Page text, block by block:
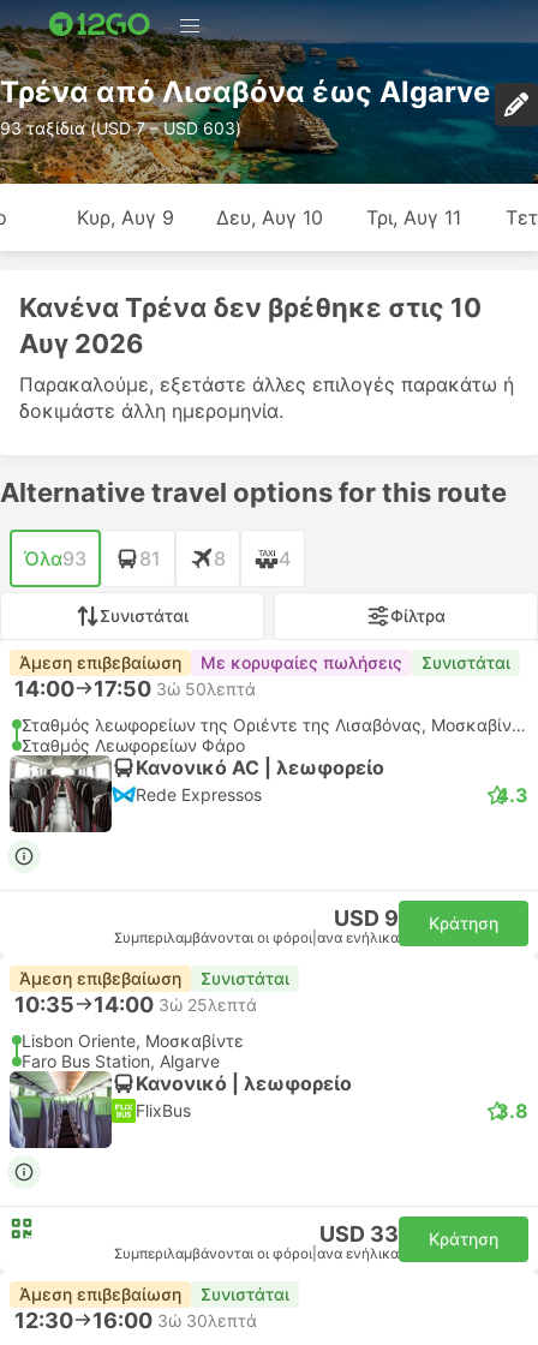
Τρένα από Λισαβόνα έως Algarve
93 ταξίδια (USD 7 – USD 603)
Κυρ, Αυγ 9 Δευ, Αυγ 10 Τρι, Αυγ 11
Κανένα Τρένα δεν βρέθηκε στις 10
Αυγ 2026
Παρακαλούμε, εξετάστε άλλες επιλογές παρακάτω ή
δοκιμάστε άλλη ημερομηνία.
Alternative travel options for this route
Όλα93 81 8 4
Συνιστάται Φίλτρα
Άμεση επιβεβαίωση Με κορυφαίες πωλήσεις Συνιστάται
14:00 17:50 3ώ 50λεπτά
Σταθμός λεωφορείων της Οριέντε της Λισαβόνας, Μοσκαβίντε
Σταθμός Λεωφορείων Φάρο
Κανονικό AC | λεωφορείο
Rede Expressos 4.3
USD 9
Συμπεριλαμβάνονται οι φόροι ανα ενήλικα
Κράτηση
Άμεση επιβεβαίωση Συνιστάται
10:35 14:00 3ώ 25λεπτά
Lisbon Oriente, Μοσκαβίντε
Faro Bus Station, Algarve
Κανονικό | λεωφορείο
FlixBus 3.8
USD 33
Συμπεριλαμβάνονται οι φόροι ανα ενήλικα
Κράτηση
Άμεση επιβεβαίωση Συνιστάται
12:30 16:00 3ώ 30λεπτά